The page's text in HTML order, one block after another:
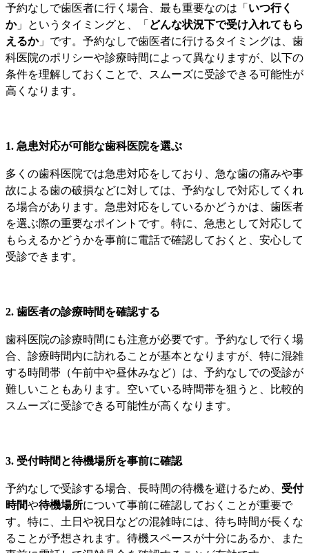
予約なしで歯医者に行く場合、最も重要なのは「 いつ行く
か」というタイミングと、「 どんな状況下で受け入れてもら
えるか」です。予約なしで歯医者に行けるタイミングは、歯
科医院のポリシーや診療時間によって異なりますが、以下の
条件を理解しておくことで、スムーズに受診できる可能性が
高くなります。
1. 急患対応が可能な歯科医院を選ぶ
多くの歯科医院では急患対応をしており、急な歯の痛みや事
故による歯の破損などに対しては、予約なしで対応してくれ
る場合があります。急患対応をしているかどうかは、歯医者
を選ぶ際の重要なポイントです。特に、急患として対応して
もらえるかどうかを事前に電話で確認しておくと、安心して
受診できます。
2. 歯医者の診療時間を確認する
歯科医院の診療時間にも注意が必要です。予約なしで行く場
合、診療時間内に訪れることが基本となりますが、特に混雑
する時間帯（午前中や昼休みなど）は、予約なしでの受診が
難しいこともあります。空いている時間帯を狙うと、比較的
スムーズに受診できる可能性が高くなります。
3. 受付時間と待機場所を事前に確認
予約なしで受診する場合、長時間の待機を避けるため、 受付
時間や待機場所について事前に確認しておくことが重要で
す。特に、土日や祝日などの混雑時には、待ち時間が長くな
ることが予想されます。待機スペースが十分にあるか、また